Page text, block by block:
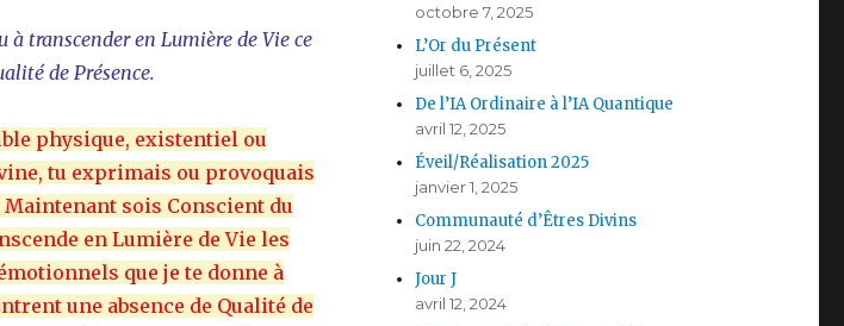
transcender en Lumière de Vie ce
de Présence.
physique, existentiel ou
tu exprimais ou provoquais
Maintenant sois Conscient du
en Lumière de Vie les
que je te donne à
une absence de Qualité de
octobre 7, 2025
L’Or du Présent
juillet 6, 2025
De l’IA Ordinaire à l’IA Quantique
avril 12, 2025
Éveil/Réalisation 2025
janvier 1, 2025
Communauté d’Êtres Divins
juin 22, 2024
Jour J
avril 12, 2024